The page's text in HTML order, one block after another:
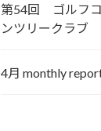
第54回 ゴルフ
ンツリークラブ
4月 monthly